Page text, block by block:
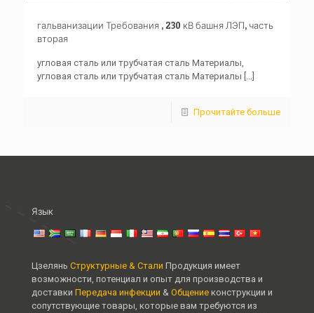
гальванизации Требования , 230 кВ башня ЛЭП, часть
вторая
угловая сталь или трубчатая сталь Материалы,
угловая сталь или трубчатая сталь Материалы [...]
Прочитайте больше
Язык
Цзелянь Структурные & Стали Продукция имеет
возможности, потенциал и опыт для производства и
доставки Передача инфекции & Общение конструкции и
сопутствующие товары, которые вам требуются из